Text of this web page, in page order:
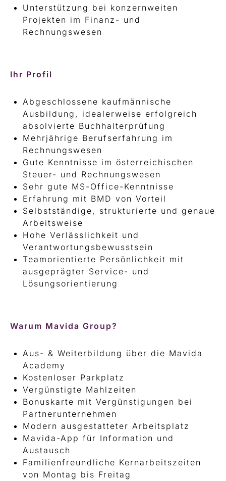
Unterstützung bei konzernweiten
Projekten im Finanz- und
Rechnungswesen
Ihr Profil
Abgeschlossene kaufmännische
Ausbildung, idealerweise erfolgreich
absolvierte Buchhalterprüfung
Mehrjährige Berufserfahrung im
Rechnungswesen
Gute Kenntnisse im österreichischen
Steuer- und Rechnungswesen
Sehr gute MS-Office-Kenntnisse
Erfahrung mit BMD von Vorteil
Selbstständige, strukturierte und genaue
Arbeitsweise
Hohe Verlässlichkeit und
Verantwortungsbewusstsein
Teamorientierte Persönlichkeit mit
ausgeprägter Service- und
Lösungsorientierung
Warum Mavida Group?
Aus- & Weiterbildung über die Mavida
Academy
Kostenloser Parkplatz
Vergünstigte Mahlzeiten
Bonuskarte mit Vergünstigungen bei
Partnerunternehmen
Modern ausgestatteter Arbeitsplatz
Mavida-App für Information und
Austausch
Familienfreundliche Kernarbeitszeiten
von Montag bis Freitag